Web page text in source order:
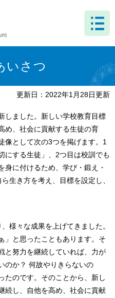
いさつ
更新日：2022年1月28日更新
しました。新しい学校教育目標
め、社会に貢献する生徒の育
像として次の3つを掲げます。1
にする生徒」、2つ目は校訓でも
身に付けるため、学び・鍛え・
生き方を考え、目標を設定し、
様々な成果を上げてきました。
」と思ったこともあります。そ
と努力を継続していれば、力が
のか？ 何故やりきらないの
たのです。そのことから、新し
続し、自他を高め、社会に貢献